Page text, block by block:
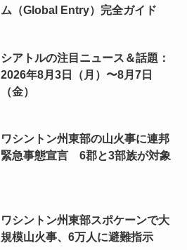
ム（Global Entry）完全ガイド
シアトルの注目ニュース＆話題：
2026年8月3日（月）〜8月7日
（金）
ワシントン州東部の山火事に連邦
緊急事態宣言 6郡と3部族が対象
ワシントン州東部スポケーンで大
規模山火事、6万人に避難指示